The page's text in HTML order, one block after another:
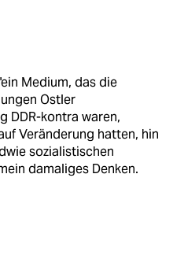
Medium, das die
Ostler
DDR-kontra waren,
Veränderung hatten, hin
sozialistischen
damaliges Denken.